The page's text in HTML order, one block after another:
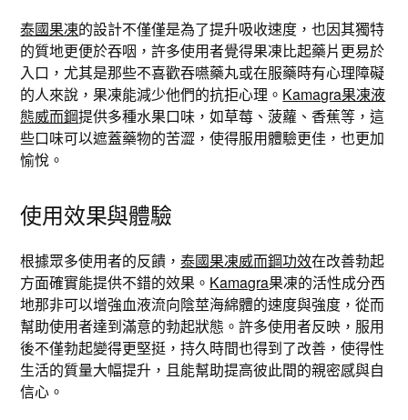
泰國果凍的設計不僅僅是為了提升吸收速度，也因其獨特
的質地更便於吞咽，許多使用者覺得果凍比起藥片更易於
入口，尤其是那些不喜歡吞嚥藥丸或在服藥時有心理障礙
的人來說，果凍能減少他們的抗拒心理。 Kamagra果凍液
態威而鋼提供多種水果口味，如草莓、菠蘿、香蕉等，這
些口味可以遮蓋藥物的苦澀，使得服用體驗更佳，也更加
愉悅。
使用效果與體驗
根據眾多使用者的反饋，泰國果凍威而鋼功效在改善勃起
方面確實能提供不錯的效果。 Kamagra果凍的活性成分西
地那非可以增強血液流向陰莖海綿體的速度與強度，從而
幫助使用者達到滿意的勃起狀態。許多使用者反映，服用
後不僅勃起變得更堅挺，持久時間也得到了改善，使得性
生活的質量大幅提升，且能幫助提高彼此間的親密感與自
信心。